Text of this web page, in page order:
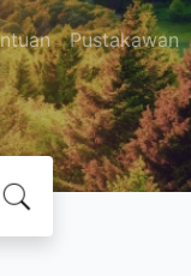
Pustakawan